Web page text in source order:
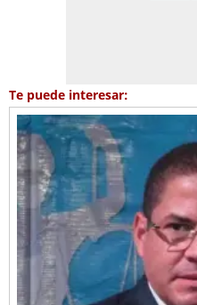
Te puede interesar: